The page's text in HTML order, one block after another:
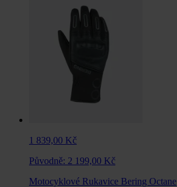
1 839,00 Kč
Původně: 2 199,00 Kč
Motocyklové Rukavice Bering Octane